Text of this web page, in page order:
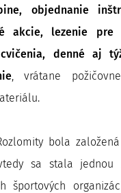
objednanie
akcie, lezenie pre
denné aj
, vrátane
bola
sa stala jednou
športových